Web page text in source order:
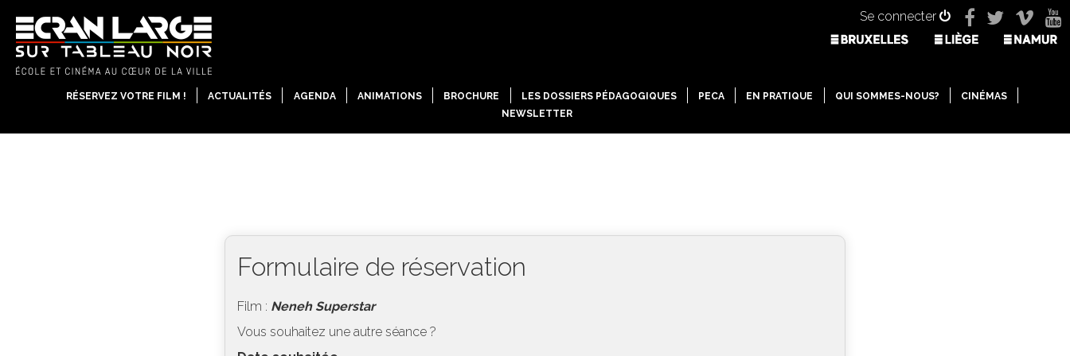
Se connecter
RÉSERVEZ VOTRE FILM ! ACTUALITÉS AGENDA ANIMATIONS BROCHURE LES DOSSIERS PÉDAGOGIQUES PECA EN PRATIQUE QUI SOMMES-NOUS?
CINÉMAS
NEWSLETTER
Formulaire de réservation
Film : Neneh Superstar
Vous souhaitez une autre séance ?